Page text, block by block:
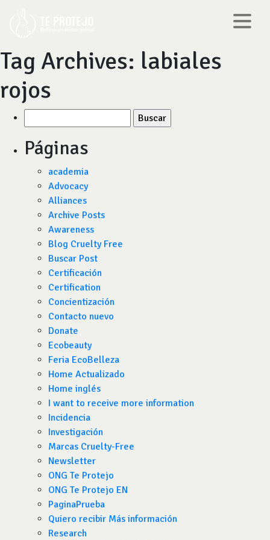
Tag Archives: labiales
rojos
por:
Páginas
academia
Advocacy
Alliances
Archive Posts
Awareness
Blog Cruelty Free
Buscar Post
Certificación
Certification
Concientización
Contacto nuevo
Donate
Ecobeauty
Feria EcoBelleza
Home Actualizado
Home inglés
I want to receive more information
Incidencia
Investigación
Marcas Cruelty-Free
Newsletter
ONG Te Protejo
ONG Te Protejo EN
PaginaPrueba
Quiero recibir Más información
Research